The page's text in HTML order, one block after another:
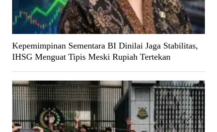
Kepemimpinan Sementara BI Dinilai Jaga Stabilitas,
IHSG Menguat Tipis Meski Rupiah Tertekan